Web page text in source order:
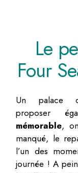
Le
Four
Un palace
proposer
mémorable,
manqué, le
l’un des
journée ! A